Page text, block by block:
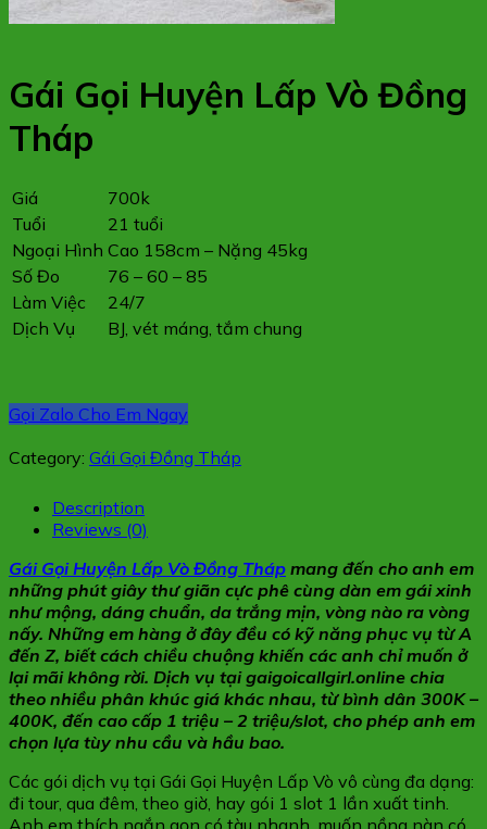
Gái Gọi Huyện Lấp Vò Đồng
Tháp
Giá
700k
Tuổi
21 tuổi
Ngoại Hình Cao 158cm – Nặng 45kg
Số Đo
76 – 60 – 85
Làm Việc
24/7
Dịch Vụ
BJ, vét máng, tắm chung
Gọi Zalo Cho Em Ngay
Category: Gái Gọi Đồng Tháp
Description
Reviews (0)
Gái Gọi Huyện Lấp Vò Đồng Tháp mang đến cho anh em
những phút giây thư giãn cực phê cùng dàn em gái xinh
như mộng, dáng chuẩn, da trắng mịn, vòng nào ra vòng
nấy. Những em hàng ở đây đều có kỹ năng phục vụ từ A
đến Z, biết cách chiều chuộng khiến các anh chỉ muốn ở
lại mãi không rời. Dịch vụ tại gaigoicallgirl.online chia
theo nhiều phân khúc giá khác nhau, từ bình dân 300K –
400K, đến cao cấp 1 triệu – 2 triệu/slot, cho phép anh em
chọn lựa tùy nhu cầu và hầu bao.
Các gói dịch vụ tại Gái Gọi Huyện Lấp Vò vô cùng đa dạng:
đi tour, qua đêm, theo giờ, hay gói 1 slot 1 lần xuất tinh.
Anh em thích ngắn gọn có tàu nhanh, muốn nồng nàn có